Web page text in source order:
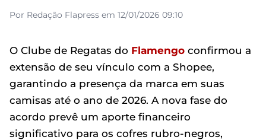
Por Redação Flapress em 12/01/2026 09:10
O Clube de Regatas do Flamengo confirmou a
extensão de seu vínculo com a Shopee,
garantindo a presença da marca em suas
camisas até o ano de 2026. A nova fase do
acordo prevê um aporte financeiro
significativo para os cofres rubro-negros,